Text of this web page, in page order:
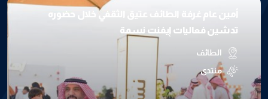
أمين عام غرفة الطائف عتيق الثقفي خلال حضوره
تدشين فعاليات إيفنت نسمة
الطائف
منتدى